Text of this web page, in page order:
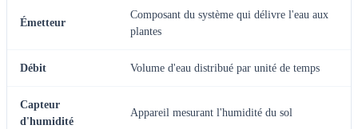
Émetteur
Composant du système qui délivre l'eau aux
plantes
Débit Volume d'eau distribué par unité de temps
Capteur
d'humidité
Appareil mesurant l'humidité du sol